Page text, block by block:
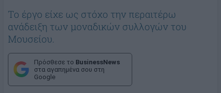
Το έργο είχε ως στόχο την περαιτέρω
ανάδειξη των μοναδικών συλλογών του
Μουσείου.
Πρόσθεσε το BusinessNews
στα αγαπημένα σου στη
Google